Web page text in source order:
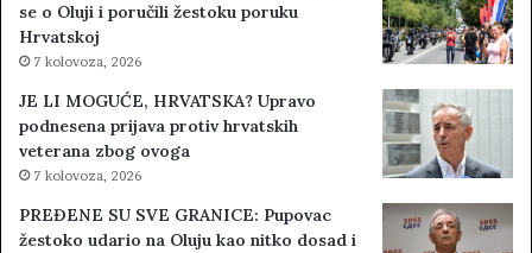
se o Oluji i poručili žestoku poruku
Hrvatskoj
7 kolovoza, 2026
JE LI MOGUĆE, HRVATSKA? Upravo
podnesena prijava protiv hrvatskih
veterana zbog ovoga
7 kolovoza, 2026
PREĐENE SU SVE GRANICE: Pupovac
žestoko udario na Oluju kao nitko dosad i